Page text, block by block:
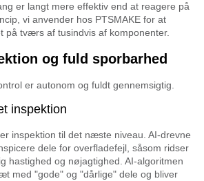
er langt mere effektiv end at reagere på
vi anvender hos PTSMAKE for at
på tværs af tusindvis af komponenter.
og fuld sporbarhed
er autonom og fuldt gennemsigtig.
inspektion
inspektion til det næste niveau. AI-drevne
dele for overfladefejl, såsom ridser
hastighed og nøjagtighed. AI-algoritmen
med "gode" og "dårlige" dele og bliver